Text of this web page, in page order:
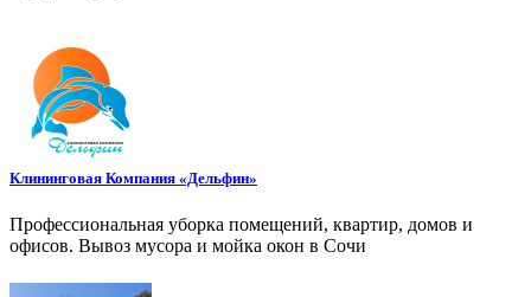
Клининговая Компания «Дельфин»
Профессиональная уборка помещений, квартир, домов и
офисов. Вывоз мусора и мойка окон в Сочи